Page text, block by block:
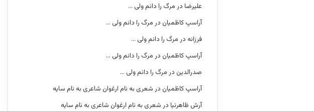
علیرضا در مرگ را دانم ولی …
آراسپ کاظمیان در مرگ را دانم ولی …
فرزانه در مرگ را دانم ولی …
آراسپ کاظمیان در مرگ را دانم ولی …
صدرالدین در مرگ را دانم ولی …
آراسپ کاظمیان در شعری به نام ارغوان شاعری به نام سایه
آرش ظاهرنیا در شعری به نام ارغوان شاعری به نام سایه